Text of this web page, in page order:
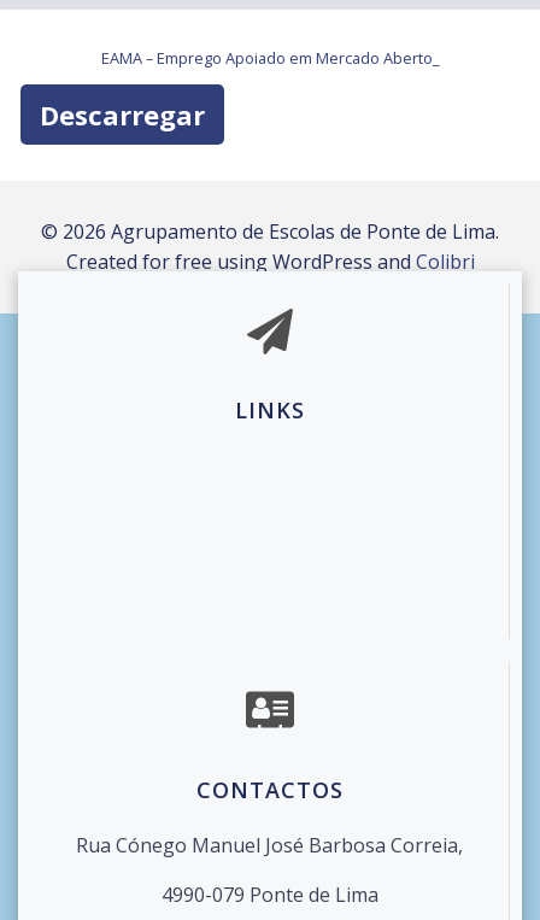
EAMA – Emprego Apoiado em Mercado Aberto_
Descarregar
© 2026 Agrupamento de Escolas de Ponte de Lima.
Created for free using WordPress andColibri
LINKS
CONTACTOS
Rua Cónego Manuel José Barbosa Correia,
4990-079 Ponte de Lima